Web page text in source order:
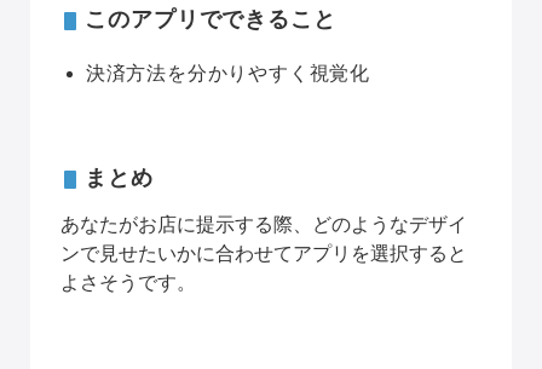
このアプリでできること
決済方法を分かりやすく視覚化
まとめ
あなたがお店に提示する際、どのようなデザイ
ンで見せたいかに合わせてアプリを選択すると
よさそうです。